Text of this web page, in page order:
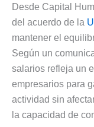
Desde Capital
del acuerdo de la
mantener el
Según un
salarios refleja un
empresarios para
actividad sin
la capacidad de